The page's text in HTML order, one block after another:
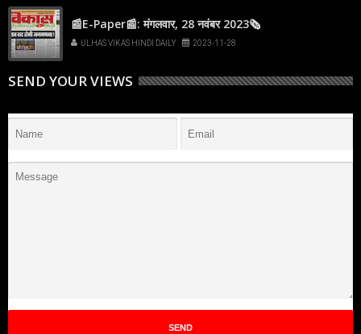
📰E-Paper📰: मंगलवार, 28 नवंबर 2023🗞
ULHAS VIKAS HINDI DAILY 2023-11-28
SEND YOUR VIEWS